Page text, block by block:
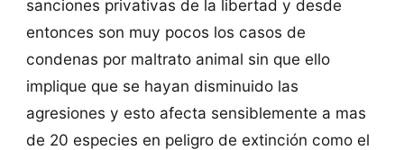
sanciones privativas de la libertad y desde
entonces son muy pocos los casos de
condenas por maltrato animal sin que ello
implique que se hayan disminuido las
agresiones y esto afecta sensiblemente a mas
de 20 especies en peligro de extinción como el